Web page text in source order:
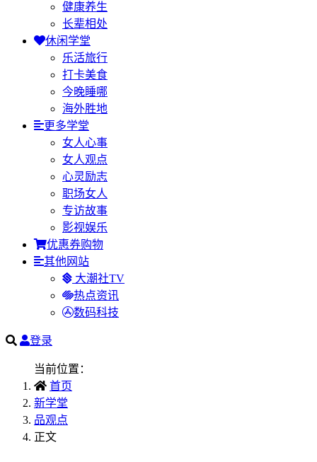
健康养生
长辈相处
休闲学堂
乐活旅行
打卡美食
今晚睡哪
海外胜地
更多学堂
女人心事
女人观点
心灵励志
职场女人
专访故事
影视娱乐
优惠券购物
其他网站
大潮社TV
热点资讯
数码科技
登录
当前位置：
首页
新学堂
品观点
正文